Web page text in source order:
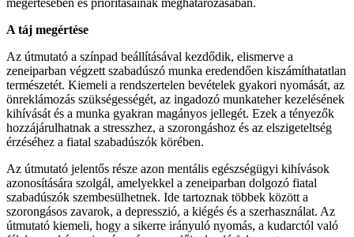
A táj megértése
Az útmutató a színpad beállításával kezdődik, elismerve a
zeneiparban végzett szabadúszó munka eredendően kiszámíthatatlan
természetét. Kiemeli a rendszertelen bevételek gyakori nyomását, az
önreklámozás szükségességét, az ingadozó munkateher kezelésének
kihívását és a munka gyakran magányos jellegét. Ezek a tényezők
hozzájárulhatnak a stresszhez, a szorongáshoz és az elszigeteltség
érzéséhez a fiatal szabadúszók körében.
Az útmutató jelentős része azon mentális egészségügyi kihívások
azonosítására szolgál, amelyekkel a zeneiparban dolgozó fiatal
szabadúszók szembesülhetnek. Ide tartoznak többek között a
szorongásos zavarok, a depresszió, a kiégés és a szerhasználat. Az
útmutató kiemeli, hogy a sikerre irányuló nyomás, a kudarctól való